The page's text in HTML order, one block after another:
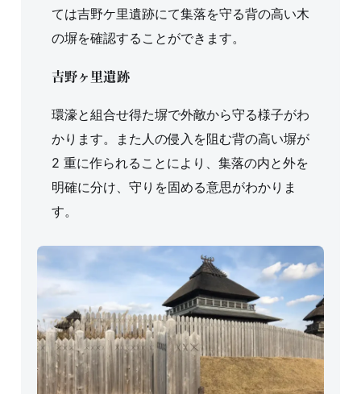
ては吉野ケ里遺跡にて集落を守る背の高い木
の塀を確認することができます。
吉野ヶ里遺跡
環濠と組合せ得た塀で外敵から守る様子がわ
かります。また人の侵入を阻む背の高い塀が
2 重に作られることにより、集落の内と外を
明確に分け、守りを固める意思がわかりま
す。